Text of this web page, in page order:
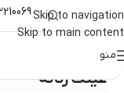
Skip to navigation
Skip to main content
منو
عینک زنانه